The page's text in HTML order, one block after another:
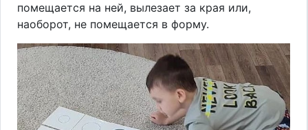
помещается на ней, вылезает за края или,
наоборот, не помещается в форму.